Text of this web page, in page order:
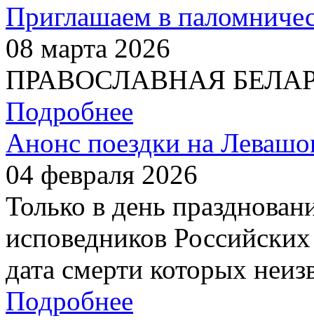
Приглашаем в
08 марта 2026
ПРАВОСЛАВНАЯ
Подробнее
Анонс поездки на
04 февраля 2026
Только в день
исповедников
дата смерти которых
Подробнее